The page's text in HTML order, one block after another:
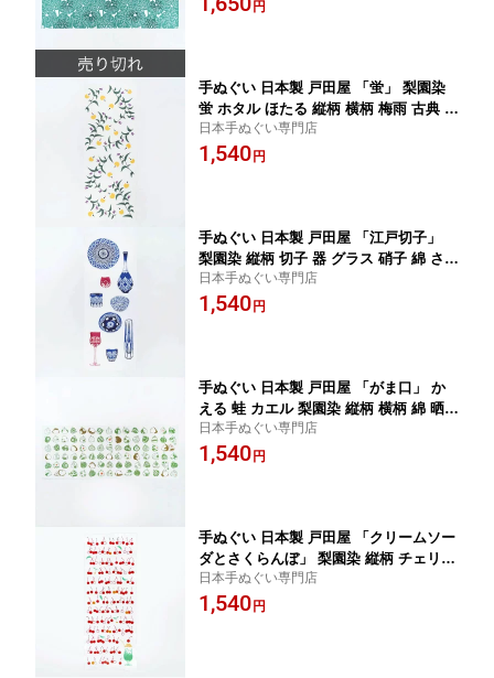
円
手ぬぐい 日本製 戸田屋 「蛍」 梨園染
蛍 ホタル ほたる 縦柄 横柄 梅雨 古典 綿
晒 さらし 注染 サイズ タペストリー イ
ンテリア 飾る 土産 ギフト プレゼント
日本手ぬぐい専門店
1,540 円
手ぬぐい 日本製 戸田屋 「江戸切子」
梨園染 縦柄 切子 器 グラス 硝子 綿 さら
し 注染 手ぬぐい サイズ タペストリー
インテリア 飾る 土産 ギフト プレゼン
日本手ぬぐい専門店
1,540 円
手ぬぐい 日本製 戸田屋 「がま口」 か
える 蛙 カエル 梨園染 縦柄 横柄 綿 晒
注染 手ぬぐい サイズ タペストリー イ
ンテリア 飾る 土産 ギフト プレゼント
日本手ぬぐい専門店
1,540 円
手ぬぐい 日本製 戸田屋 「クリームソー
ダとさくらんぼ」 梨園染 縦柄 チェリー
さくらんぼ 綿 晒 注染 サイズ タペスト
リー インテリア 飾る 土産 ギフト プレ
日本手ぬぐい専門店
1,540 円